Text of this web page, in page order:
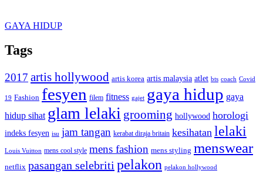
GAYA HIDUP
Tags
2017 artis hollywood artis korea artis malaysia atlet bts coach Covid
19 Fashion fesyen filem fitness gajet gaya hidup gaya
hidup sihat glam lelaki grooming hollywood horologi
indeks fesyen isu jam tangan kerabat diraja britain kesihatan lelaki
Louis Vuitton mens cool style mens fashion mens styling menswear
netflix pasangan selebriti pelakon pelakon hollywood